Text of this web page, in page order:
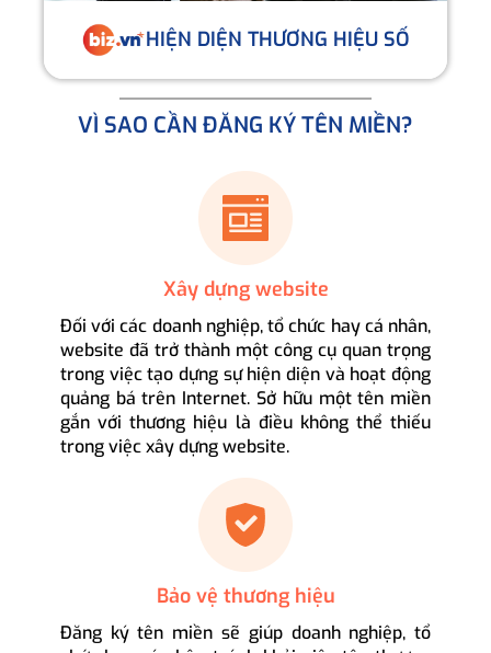
HIỆN DIỆN THƯƠNG HIỆU SỐ
VÌ SAO CẦN ĐĂNG KÝ TÊN MIỀN?
Xây dựng website
Đối với các doanh nghiệp, tổ chức hay cá nhân,
website đã trở thành một công cụ quan trọng
trong việc tạo dựng sự hiện diện và hoạt động
quảng bá trên Internet. Sở hữu một tên miền
gắn với thương hiệu là điều không thể thiếu
trong việc xây dựng website.
Bảo vệ thương hiệu
Đăng ký tên miền sẽ giúp doanh nghiệp, tổ